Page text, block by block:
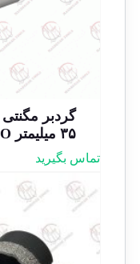
۳۵ میلیمتر CASTILLO کاستیلو TCT
تماس بگیرید